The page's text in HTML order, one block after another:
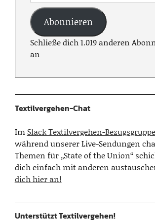
Abonnieren
Schließe dich 1.019 anderen
an
Textilvergehen-Chat
Im Slack Textilvergehen-Bezugsgruppe
während unserer Live-Sendungen
Themen für „State of the Union“
dich einfach mit anderen
dich hier an!
Unterstützt Textilvergehen!